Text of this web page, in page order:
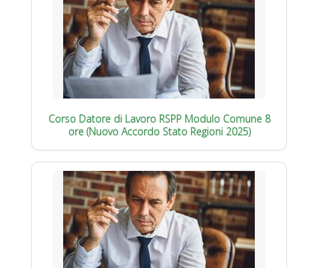
Corso Datore di Lavoro RSPP Modulo Comune 8
ore (Nuovo Accordo Stato Regioni 2025)